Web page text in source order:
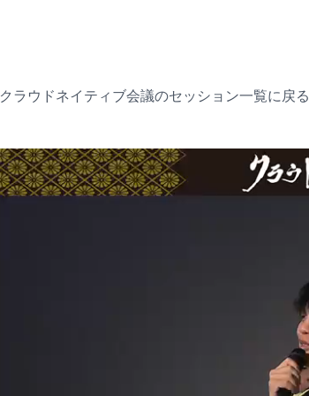
クラウドネイティブ会議のセッション一覧に戻る